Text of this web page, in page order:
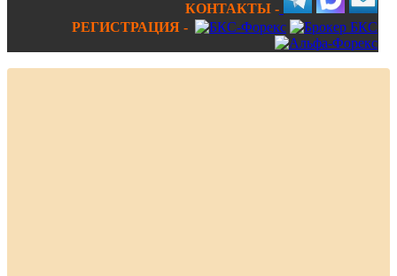
КОНТАКТЫ -
РЕГИСТРАЦИЯ -